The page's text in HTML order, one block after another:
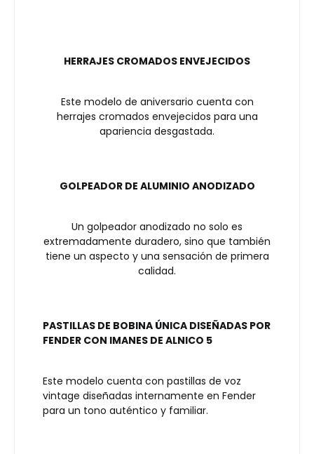
HERRAJES CROMADOS ENVEJECIDOS
Este modelo de aniversario cuenta con
herrajes cromados envejecidos para una
apariencia desgastada.
GOLPEADOR DE ALUMINIO ANODIZADO
Un golpeador anodizado no solo es
extremadamente duradero, sino que también
tiene un aspecto y una sensación de primera
calidad.
PASTILLAS DE BOBINA ÚNICA DISEÑADAS POR
FENDER CON IMANES DE ALNICO 5
Este modelo cuenta con pastillas de voz
vintage diseñadas internamente en Fender
para un tono auténtico y familiar.